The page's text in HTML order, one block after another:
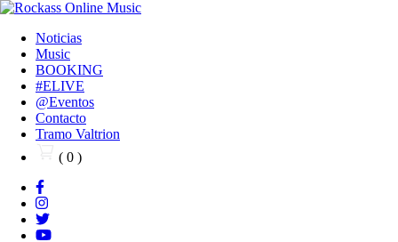
Noticias
Music
BOOKING
#ELIVE
@Eventos
Contacto
Tramo Valtrion
( 0 )